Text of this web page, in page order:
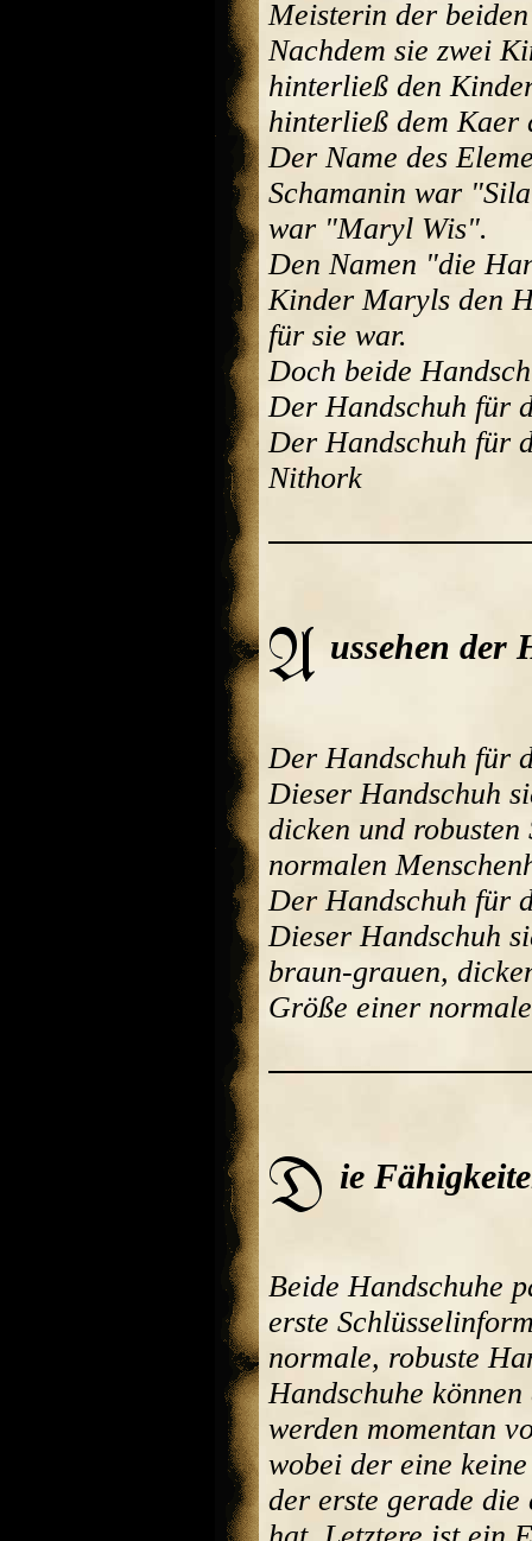
Meisterin der
Nachdem sie zwei
hinterließ den
hinterließ dem Kaer
Der Name des
Schamanin war
war "Maryl Wis".
Den Namen "die
Kinder Maryls den
für sie war.
Doch beide
Der Handschuh für
Der Handschuh für
Nithork
ussehen der
Der Handschuh für
Dieser Handschuh
dicken und
normalen
Der Handschuh für
Dieser Handschuh
braun-grauen,
Größe einer
ie
Beide Handschuhe
erste
normale, robuste
Handschuhe
werden momentan
wobei der eine
der erste gerade die